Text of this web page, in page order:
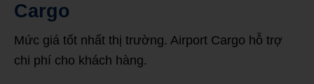
Cargo
Mức giá tốt nhất thị trường. Airport Cargo hỗ trợ
chi phí cho khách hàng.